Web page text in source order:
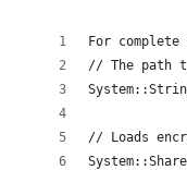
For
// The path
// Loads